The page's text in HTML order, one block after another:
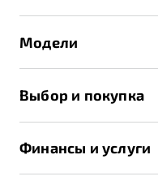
Модели
X70
Выбор и покупка
Спецпредложения и Акции
Финансы и услуги